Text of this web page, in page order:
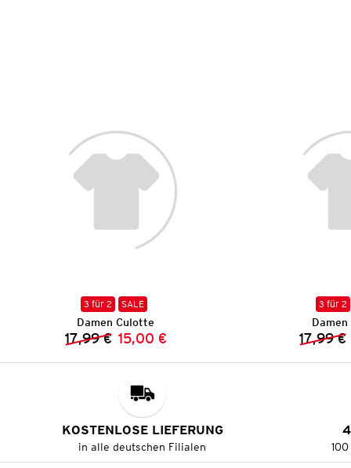
3 für 2 SALE
Damen Culotte
Vorheriger Preis:
17,99 € Neuer Preis:
15,00 €
3 für 2
17,99 €
KOSTENLOSE LIEFERUNG
in alle deutschen Filialen